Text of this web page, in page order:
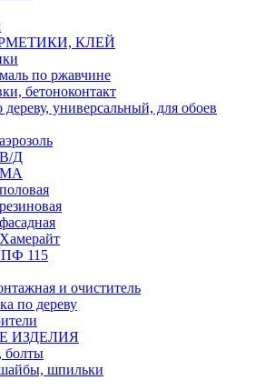
КЛЕЙ
по ржавчине
бетоноконтакт
универсальный, для обоев
В/Д
МА
ПФ 115
и очиститель
по дереву
ИЗДЕЛИЯ
болты
шпильки